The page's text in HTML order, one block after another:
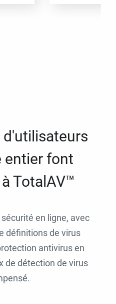
entier font
TotalAV™
en ligne, avec
définitions de virus
antivirus en
de détection de virus